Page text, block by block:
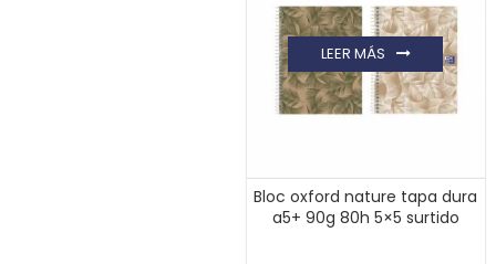
Bloc oxford nature tapa dura
a5+ 90g 80h 5×5 surtido
LEER MÁS